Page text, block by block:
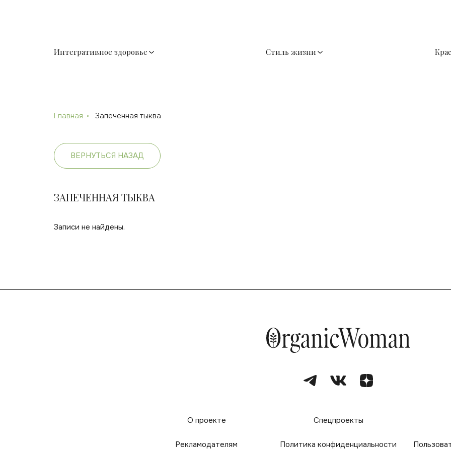
Интегративное здоровье Стиль жизни
Главная Запеченная тыква
ВЕРНУТЬСЯ НАЗАД
ЗАПЕЧЕННАЯ ТЫКВА
Записи не найдены.
О проекте Спецпроекты
Рекламодателям Политика конфиденциальности